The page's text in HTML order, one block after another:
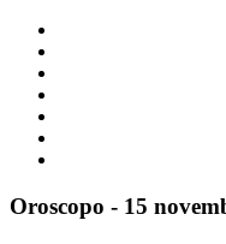
Oroscopo - 15